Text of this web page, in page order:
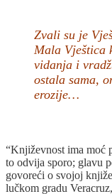
Zvali su je
Mala Vještica
vidanja i
ostala sama,
erozije…
“Književnost ima moć
to odvija sporo; glavu
govoreći o svojoj
lučkom gradu